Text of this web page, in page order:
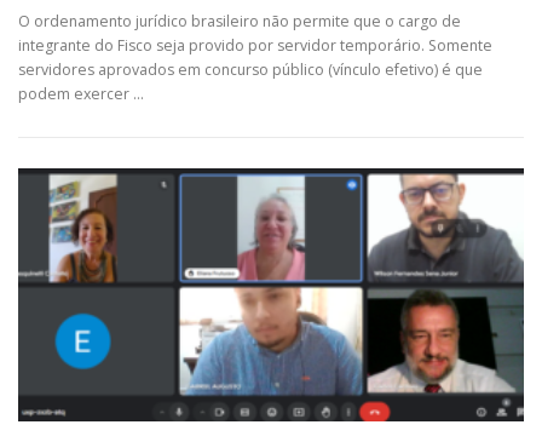
O ordenamento jurídico brasileiro não permite que o cargo de
integrante do Fisco seja provido por servidor temporário. Somente
servidores aprovados em concurso público (vínculo efetivo) é que
podem exercer …